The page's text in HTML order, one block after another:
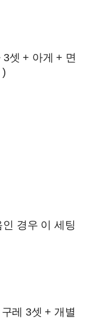
셋 + 아게 + 면
경우 이 세팅
레 3셋 + 개별